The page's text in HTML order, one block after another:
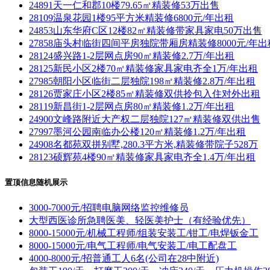
24891天一仁和郡10楼79.65㎡精装修53万出售
28109温泉花园1楼95平方米精装修6800元/年出租
24853山东华府C区12楼82㎡精装修带家具家电50万出售
27858庙头村临街四间平房独院带厢房精装修8000元/年出
28124盛兴路1-2层网点房90㎡精装修2.7万/年出租
28125新民小区2楼70㎡精装修家具家电齐全1万/年出租
27985朝阳小区临街二层独院198㎡精装修2.8万/年出租
28126贾家庄小区2楼85㎡精装修双供拎包入住对外出租
28119新昌街1-2层网点房80㎡精装修1.2万/年出租
24900文峰路附近大产权二层独院127㎡精装修双供出售
27997墨河公园南临办公楼120㎡精装修1.2万/年出租
24908名都苑双拼别墅,280.3平方米,精装修带院子528万
28123硕辉苑4楼90㎡精装修家具家电齐全1.4万/年出租
置顶信息随机展示
3000-7000元/招聘电脑网络监控维修员
大型西医诊所急聘医美、轻医美护士（有经验优先）
8000-15000元/机械工程师/组装安装工/钳工/电焊钣金工
8000-15000元/电气工程师/电气安装工/电工配盘工
4000-8000元/招普通工人6名(公司在28中附近)